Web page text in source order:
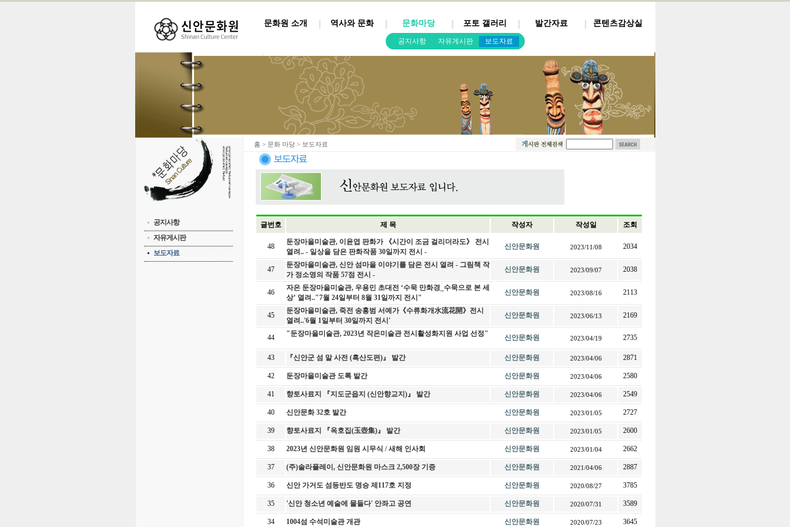
문화원 소개 역사와 문화 문화마당
공지사항 자유게시판 보도자료
포토 갤러리 발간자료 콘텐츠감상실
공지사항
자유게시판
보도자료
홈 > 문화 마당 > 보도자료
글번호 제 목 작성자 작성일 조회
48
둔장마을미술관, 이윤엽 판화가 《시간이 조금 걸리더라도》 전시
열려.. - 일상을 담은 판화작품 30일까지 전시 -
신안문화원 2023/11/08 2034
47
둔장마을미술관, 신안 섬마을 이야기를 담은 전시 열려 - 그림책 작
가 정소영의 작품 57점 전시 -
신안문화원 2023/09/07 2038
46
자은 둔장마을미술관, 우용민 초대전 ‘수묵 만화경_수묵으로 본 세
상’ 열려.."7월 24일부터 8월 31일까지 전시"
신안문화원 2023/08/16 2113
45
둔장마을미술관, 죽전 송홍범 서예가《수류화개水流花開》전시
열려..'6월 1일부터 30일까지 전시'
신안문화원 2023/06/13 2169
44 "둔장마을미술관, 2023년 작은미술관 전시활성화지원 사업 선정" 신안문화원 2023/04/19 2735
43 『신안군 섬 말 사전 (흑산도편)』 발간 신안문화원 2023/04/06 2871
42 둔장마을미술관 도록 발간 신안문화원 2023/04/06 2580
41 향토사료지 『지도군읍지 (신안향교지)』 발간 신안문화원 2023/04/06 2549
40 신안문화 32호 발간 신안문화원 2023/01/05 2727
39 향토사료지 『옥호집(玉壺集)』 발간 신안문화원 2023/01/05 2600
38 2023년 신안문화원 임원 시무식 / 새해 인사회 신안문화원 2023/01/04 2662
37 (주)솔라플레이, 신안문화원 마스크 2,500장 기증 신안문화원 2021/04/06 2887
36 신안 가거도 섬등반도 명승 제117호 지정 신안문화원 2020/08/27 3785
35 '신안 청소년 예술에 물들다' 안좌고 공연 신안문화원 2020/07/31 3589
34 1004섬 수석미술관 개관 신안문화원 2020/07/23 3645